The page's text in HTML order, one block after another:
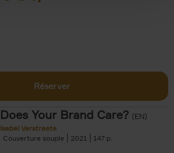
Réserver
Does Your Brand Care? (EN)
Isabel Verstraete
Couverture souple
2021 147